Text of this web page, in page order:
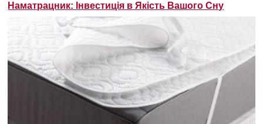
Наматрацник: Інвестиція в Якість Вашого Сну